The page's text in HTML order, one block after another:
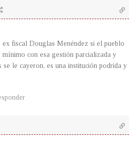
fiscal Douglas Menéndez si el pueblo
con esa gestión parcializada y
se le cayeron, es una institución podrida y